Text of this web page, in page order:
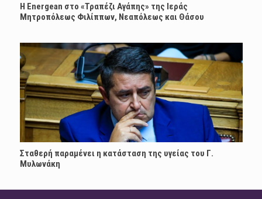
H Energean στο «Τραπέζι Αγάπης» της Ιεράς
Μητροπόλεως Φιλίππων, Νεαπόλεως και Θάσου
Σταθερή παραμένει η κατάσταση της υγείας του Γ.
Μυλωνάκη